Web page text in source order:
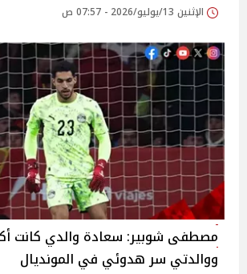
الإثنين 13/يوليو/2026 - 07:57 ص
مصطفى شوبير: سعادة والدي كانت
ووالدتي سر هدوئي في المونديال